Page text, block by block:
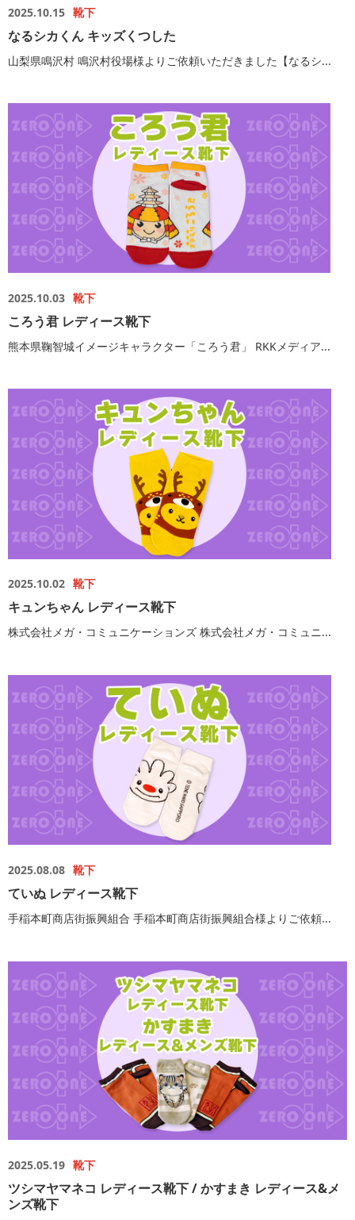
2025.10.15 靴下
なるシカくん キッズくつした
山梨県鳴沢村 鳴沢村役場様よりご依頼いただきました【なるシ...
2025.10.03 靴下
ころう君 レディース靴下
熊本県鞠智城イメージキャラクター「ころう君」 RKKメディア...
2025.10.02 靴下
キュンちゃん レディース靴下
株式会社メガ・コミュニケーションズ 株式会社メガ・コミュニ...
2025.08.08 靴下
ていぬ レディース靴下
手稲本町商店街振興組合 手稲本町商店街振興組合様よりご依頼...
2025.05.19 靴下
ツシマヤマネコ レディース靴下 / かすまき レディース&メ
ンズ靴下